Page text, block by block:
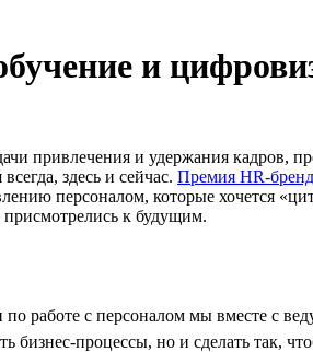
и
привлечения и удержания кадров,
здесь и сейчас. Премия HR-бренд
персоналом, которые хочется
к будущим.
работе с персоналом мы вместе с
бизнес-процессы, но и сделать так,